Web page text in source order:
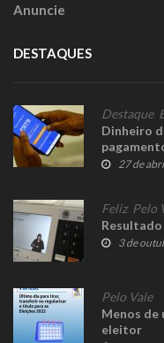
Anuncie
DESTAQUES
Destaque,
Dinheiro
27 de
Feliz, Pelo
Resultado
3 de
Pelo Vale
Menos de
eleitor